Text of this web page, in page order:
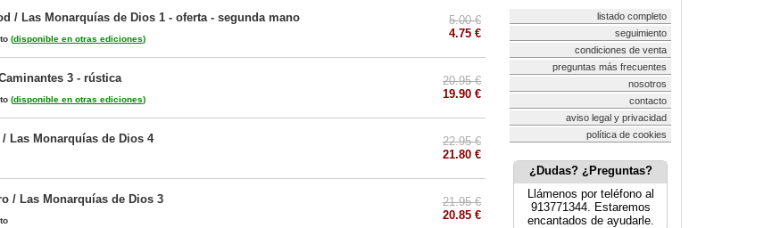
/ Las Monarquías de Dios 1 - oferta - segunda mano
(disponible en otras ediciones)
5.00 €
4.75 €
3 - rústica
(disponible en otras ediciones)
20.95 €
19.90 €
Las Monarquías de Dios 4
22.95 €
21.80 €
/ Las Monarquías de Dios 3
21.95 €
20.85 €
listado completo
seguimiento
condiciones de venta
preguntas más frecuentes
nosotros
contacto
aviso legal y privacidad
política de cookies
¿Dudas? ¿Preguntas?
Llámenos por teléfono al
913771344. Estaremos
encantados de ayudarle.